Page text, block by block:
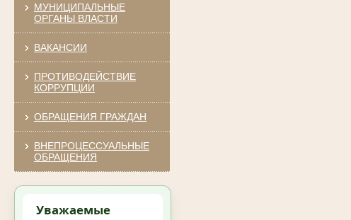
МУНИЦИПАЛЬНЫЕ
ОРГАНЫ ВЛАСТИ
ВАКАНСИИ
ПРОТИВОДЕЙСТВИЕ
КОРРУПЦИИ
ОБРАЩЕНИЯ ГРАЖДАН
ВНЕПРОЦЕССУАЛЬНЫЕ
ОБРАЩЕНИЯ
Уважаемые